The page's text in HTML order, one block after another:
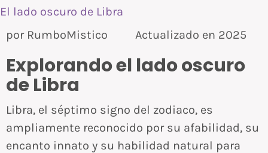
El lado oscuro de Libra
por RumboMistico Actualizado en 2025
Explorando el lado oscuro
de Libra
Libra, el séptimo signo del zodiaco, es
ampliamente reconocido por su afabilidad, su
encanto innato y su habilidad natural para